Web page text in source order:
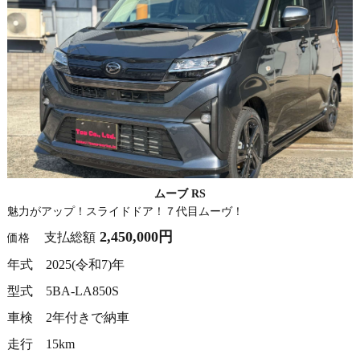
ムーブ RS
魅力がアップ！スライドドア！７代目ムーヴ！
価格 支払総額2,450,000円
年式 2025(令和7)年
型式 5BA-LA850S
車検 2年付きで納車
走行 15km